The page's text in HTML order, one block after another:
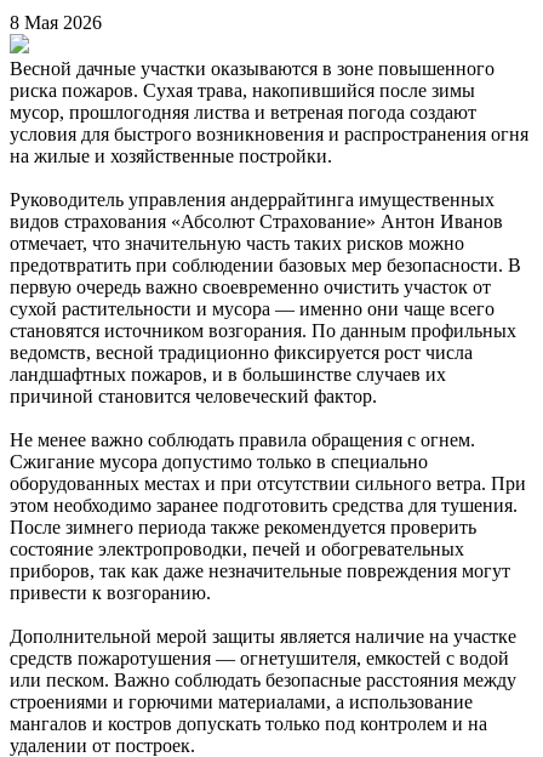
8 Мая 2026
Весной дачные участки оказываются в зоне повышенного
риска пожаров. Сухая трава, накопившийся после зимы
мусор, прошлогодняя листва и ветреная погода создают
условия для быстрого возникновения и распространения огня
на жилые и хозяйственные постройки.
Руководитель управления андеррайтинга имущественных
видов страхования «Абсолют Страхование» Антон Иванов
отмечает, что значительную часть таких рисков можно
предотвратить при соблюдении базовых мер безопасности. В
первую очередь важно своевременно очистить участок от
сухой растительности и мусора — именно они чаще всего
становятся источником возгорания. По данным профильных
ведомств, весной традиционно фиксируется рост числа
ландшафтных пожаров, и в большинстве случаев их
причиной становится человеческий фактор.
Не менее важно соблюдать правила обращения с огнем.
Сжигание мусора допустимо только в специально
оборудованных местах и при отсутствии сильного ветра. При
этом необходимо заранее подготовить средства для тушения.
После зимнего периода также рекомендуется проверить
состояние электропроводки, печей и обогревательных
приборов, так как даже незначительные повреждения могут
привести к возгоранию.
Дополнительной мерой защиты является наличие на участке
средств пожаротушения — огнетушителя, емкостей с водой
или песком. Важно соблюдать безопасные расстояния между
строениями и горючими материалами, а использование
мангалов и костров допускать только под контролем и на
удалении от построек.